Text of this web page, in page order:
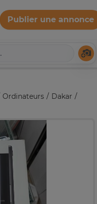
Publier une annonce
Ordinateurs Dakar